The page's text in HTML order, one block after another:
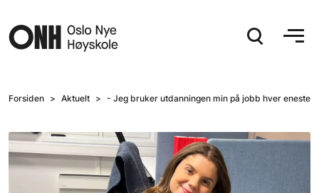
Forsiden Aktuelt - Jeg bruker utdanningen min på jobb hver eneste